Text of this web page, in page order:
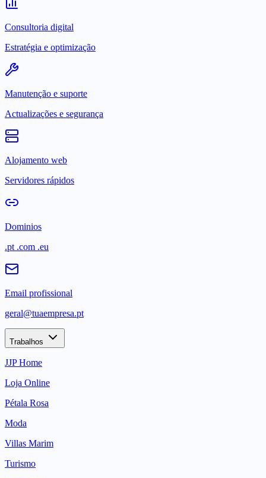
Consultoria digital
Estratégia e optimização
Manutenção e suporte
Actualizações e segurança
Alojamento web
Servidores rápidos
Dominios
.pt .com .eu
Email profissional
geral@tuaempresa.pt
Trabalhos
JJP Home
Loja Online
Pétala Rosa
Moda
Villas Marim
Turismo